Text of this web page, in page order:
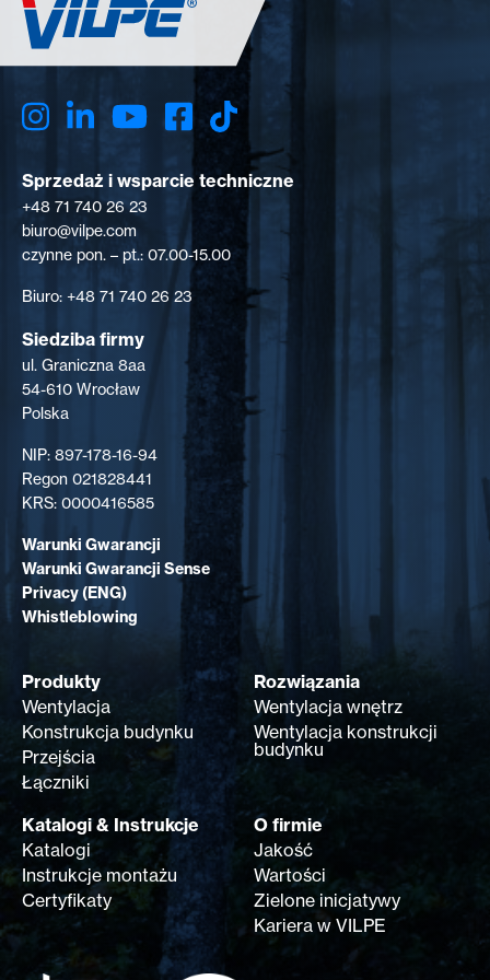
Sprzedaż i wsparcie techniczne
+48 71 740 26 23
biuro@vilpe.com
czynne pon. – pt.: 07.00-15.00
Biuro: +48 71 740 26 23
Siedziba firmy
ul. Graniczna 8aa
54-610 Wrocław
Polska
NIP: 897-178-16-94
Regon 021828441
KRS: 0000416585
Warunki Gwarancji
Warunki Gwarancji Sense
Privacy (ENG)
Whistleblowing
Produkty
Wentylacja
Konstrukcja budynku
Przejścia
Łączniki
Rozwiązania
Wentylacja wnętrz
Wentylacja konstrukcji
budynku
Katalogi & Instrukcje
Katalogi
Instrukcje montażu
Certyfikaty
O firmie
Jakość
Wartości
Zielone inicjatywy
Kariera w VILPE